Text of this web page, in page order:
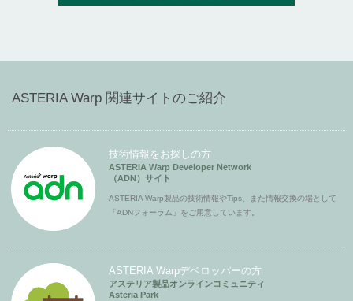
ASTERIA Warp 関連サイトのご紹介
技術情報をお探しの方
ASTERIA Warp Developer Network
（ADN）サイト
ASTERIA Warp製品の技術情報やTips、また情報交換の場として
「ADNフォーラム」をご用意しています。
ASTERIA Warpデベロッパーの方
アステリア製品オンラインコミュニティ
Asteria Park